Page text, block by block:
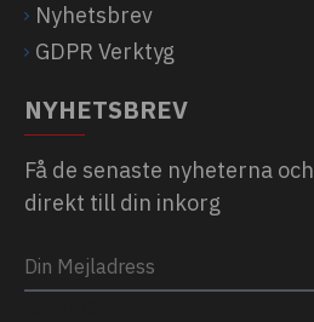
Nyhetsbrev
GDPR Verktyg
NYHETSBREV
Få de senaste nyheterna
direkt till din inkorg